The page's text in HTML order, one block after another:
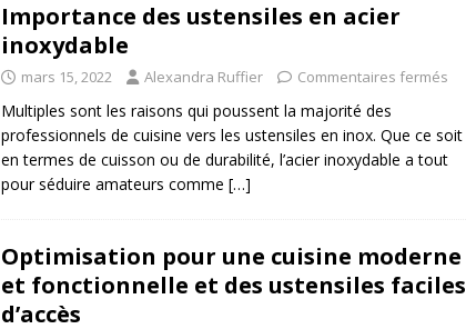
Importance des ustensiles en acier
inoxydable
mars 15, 2022 Alexandra Ruffier Commentaires fermés
Multiples sont les raisons qui poussent la majorité des
professionnels de cuisine vers les ustensiles en inox. Que ce soit
en termes de cuisson ou de durabilité, l’acier inoxydable a tout
pour séduire amateurs comme […]
Optimisation pour une cuisine moderne
et fonctionnelle et des ustensiles faciles
d’accès